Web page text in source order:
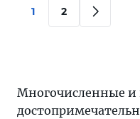
1 2
Многочисленные и